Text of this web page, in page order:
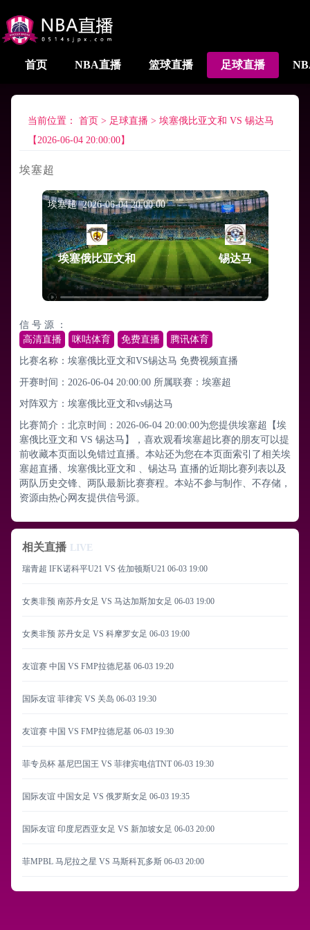
首页 NBA直播 篮球直播 足球直播
当前位置： 首页 > 足球直播 > 埃塞俄比亚文和 VS 锡达马
【2026-06-04 20:00:00】
埃塞超
埃塞超 2026-06-04 20:00:00
埃塞俄比亚文和 锡达马
信 号 源 ：
高清直播
咪咕体育 免费直播 腾讯体育
比赛名称：埃塞俄比亚文和VS锡达马 免费视频直播
开赛时间：2026-06-04 20:00:00 所属联赛： 埃塞超
对阵双方：埃塞俄比亚文和vs锡达马
比赛简介：北京时间：2026-06-04 20:00:00为您提供埃塞超【埃
塞俄比亚文和 VS 锡达马】，喜欢观看埃塞超比赛的朋友可以提
前收藏本页面以免错过直播。本站还为您在本页面索引了相关埃
塞超直播、埃塞俄比亚文和 、锡达马 直播的近期比赛列表以及
两队历史交锋、两队最新比赛赛程。本站不参与制作、不存储，
资源由热心网友提供信号源。
相关直播 LIVE
瑞青超 IFK诺科平U21 VS 佐加顿斯U21 06-03 19:00
女奥非预 南苏丹女足 VS 马达加斯加女足 06-03 19:00
女奥非预 苏丹女足 VS 科摩罗女足 06-03 19:00
友谊赛 中国 VS FMP拉德尼基 06-03 19:20
国际友谊 菲律宾 VS 关岛 06-03 19:30
友谊赛 中国 VS FMP拉德尼基 06-03 19:30
菲专员杯 基尼巴国王 VS 菲律宾电信TNT 06-03 19:30
国际友谊 中国女足 VS 俄罗斯女足 06-03 19:35
国际友谊 印度尼西亚女足 VS 新加坡女足 06-03 20:00
菲MPBL 马尼拉之星 VS 马斯科瓦多斯 06-03 20:00